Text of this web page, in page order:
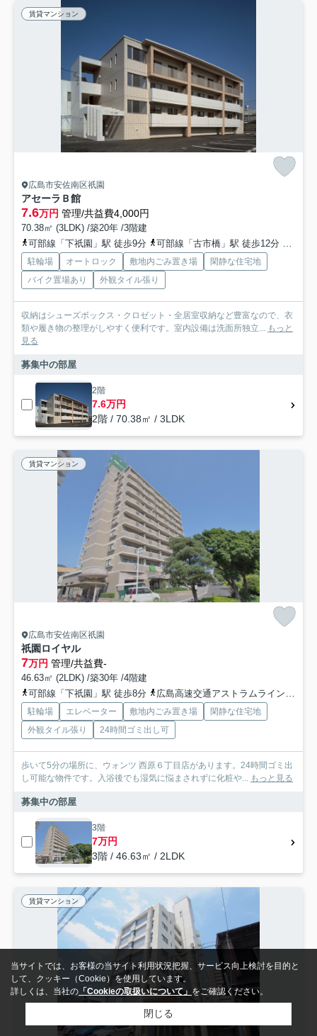
賃貸マンション
広島市安佐南区祇園
アセーラＢ館
7.6万円 管理/共益費4,000円
70.38㎡ (3LDK) /築20年 /3階建
可部線「下祇園」駅 徒歩9分
可部線「古市橋」駅 徒歩12分
駐輪場 オートロック 敷地内ごみ置き場
閑静な住宅地
バイク置場あり
外観タイル張り
収納はシューズボックス・クロゼット・全居室収納など豊富なので、衣
類や履き物の整理がしやすく便利です。室内設備は洗面所独立...
もっと
見る
募集中の部屋
2階
7.6万円
2階 / 70.38㎡ / 3LDK
賃貸マンション
広島市安佐南区祇園
祇園ロイヤル
7万円 管理/共益費-
46.63㎡ (2LDK) /築30年 /4階建
可部線「下祇園」駅 徒歩8分
広島高速交通アストラムライン「西原」駅 徒歩10分
駐輪場 エレベーター 敷地内ごみ置き場
閑静な住宅地
外観タイル張り
24時間ゴミ出し可
歩いて5分の場所に、ウォンツ 西原６丁目店があります。24時間ゴミ出
し可能な物件です。入浴後でも湿気に悩まされずに化粧や...
もっと見る
募集中の部屋
3階
7万円
3階 / 46.63㎡ / 2LDK
賃貸マンション
当サイトでは、お客様の当サイト利用状況把握、サービス向上検討を目的と
して、クッキー（Cookie）を使用しています。
詳しくは、当社の 「Cookieの取扱いについて」 をご確認ください。
閉じる